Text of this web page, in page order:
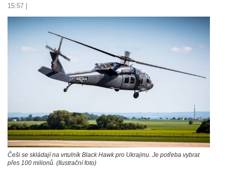
15:57 |
Češi se skládají na vrtulník Black Hawk pro Ukrajinu. Je potřeba vybrat
přes 100 milionů. (Ilustrační foto)